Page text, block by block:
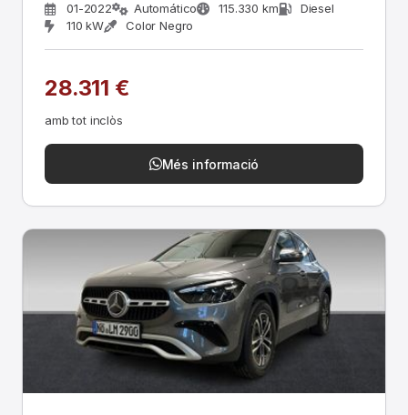
01-2022 Automático 115.330 km
Diesel
110 kW
Color Negro
28.311 €
amb tot inclòs
Més informació